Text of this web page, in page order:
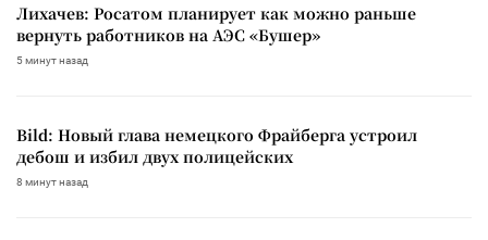
Лихачев: Росатом планирует как можно раньше
вернуть работников на АЭС «Бушер»
5 минут назад
Bild: Новый глава немецкого Фрайберга устроил
дебош и избил двух полицейских
8 минут назад